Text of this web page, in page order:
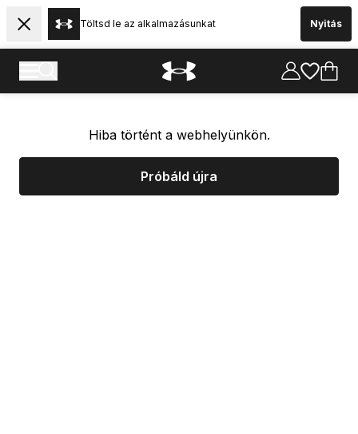
Töltsd le az alkalmazásunkat Nyitás
Hiba történt a webhelyünkön.
Próbáld újra